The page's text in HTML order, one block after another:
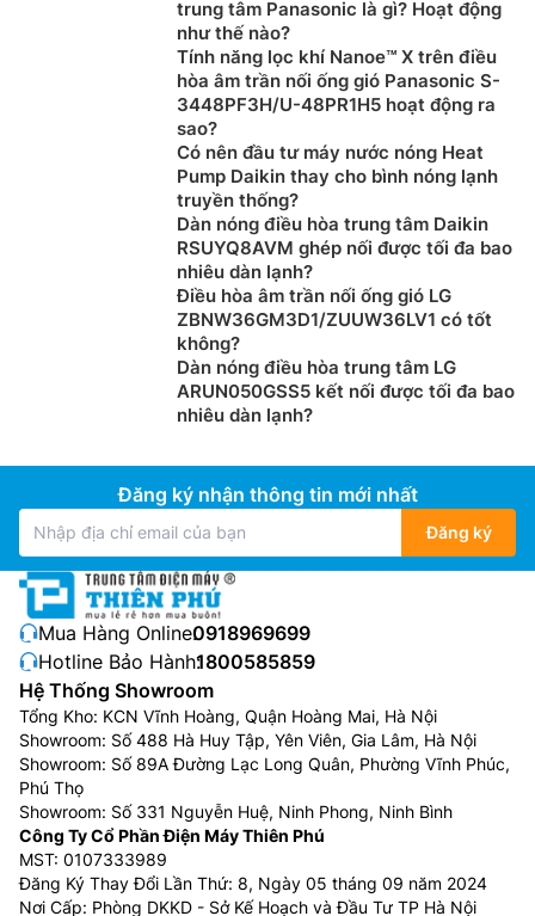
Dàn tản nhiệt bằng đồng
điều hòa âm trần inverter
LG
ZTNQ24GPLA0/ZUAC1 với dàn tản nhiệt bằng đồng,
cánh tản nhiệt màu vàng Goldfin được xử lý chống ăn
mòn giúp ngăn ngừa tình trạng ăn mòn, kéo dài tuổi
thọ cho sản phẩm. Hơn nữa, Vỉ mạch / bo mạch máy
điều hòa âm trần LG ZTNQ24GPLA0 được thiết kế đặc
biệt nhằm bảo vệ máy hoạt động ổn định bền bỉ,
chống cháy nổ với môi trường điện áp không ổn định
(điện áp quá thấp / điện áp quá cao).
Môi chất lạnh R32
Máyđiều hòa âm trầnLG ZTNQ24GPLA0/ZUAC1 sử
dụng môi chất làm lạnh tối ưu mới nhất, tiên tiến nhất
hiện nay gas R32 – Đây là môi chất có hiệu suất làm
lạnh cao, thân thiện với môi trường, không gây hiệu
ứng nhà kính.
trung tâm Panasonic là gì? Hoạt động
như thế nào?
Tính năng lọc khí Nanoe™ X trên điều
hòa âm trần nối ống gió Panasonic S-
3448PF3H/U-48PR1H5 hoạt động ra
sao?
Có nên đầu tư máy nước nóng Heat
Pump Daikin thay cho bình nóng lạnh
truyền thống?
Dàn nóng điều hòa trung tâm Daikin
RSUYQ8AVM ghép nối được tối đa bao
nhiêu dàn lạnh?
Điều hòa âm trần nối ống gió LG
ZBNW36GM3D1/ZUUW36LV1 có tốt
không?
Dàn nóng điều hòa trung tâm LG
ARUN050GSS5 kết nối được tối đa bao
nhiêu dàn lạnh?
Đăng ký nhận thông tin mới nhất
Đăng ký
Mua Hàng Online:0918969699
Hotline Bảo Hành:1800585859
Hệ Thống Showroom
Tổng Kho: KCN Vĩnh Hoàng, Quận Hoàng Mai, Hà Nội
Showroom: Số 488 Hà Huy Tập, Yên Viên, Gia Lâm, Hà Nội
Showroom: Số 89A Đường Lạc Long Quân, Phường Vĩnh Phúc,
Phú Thọ
Showroom: Số 331 Nguyễn Huệ, Ninh Phong, Ninh Bình
Công Ty Cổ Phần Điện Máy Thiên Phú
MST: 0107333989
Đăng Ký Thay Đổi Lần Thứ: 8, Ngày 05 tháng 09 năm 2024
Nơi Cấp: Phòng DKKD - Sở Kế Hoạch và Đầu Tư TP Hà Nội